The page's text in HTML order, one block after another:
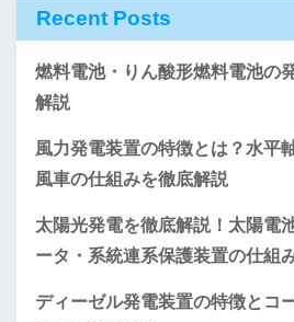
Recent Posts
燃料電池・りん酸形燃料電池の
解説
風力発電装置の特徴とは？水平
風車の仕組みを徹底解説
太陽光発電を徹底解説！太陽電
ータ・系統連系保護装置の仕組
ディーゼル発電装置の特徴とコ